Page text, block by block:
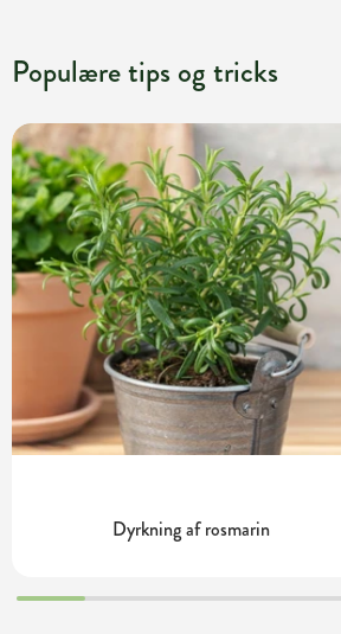
Populære tips og tricks
Dyrkning af rosmarin